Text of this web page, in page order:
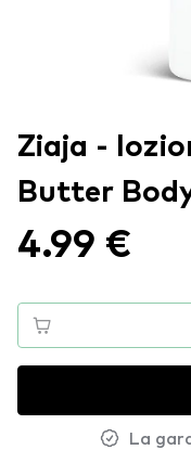
Ziaja -
Butter
4.99 €
La